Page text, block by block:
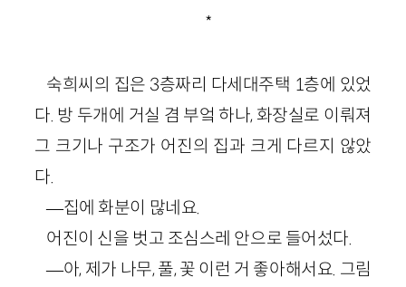
*
숙희씨의 집은 3층짜리 다세대주택 1층에 있었
다. 방 두개에 거실 겸 부엌 하나, 화장실로 이뤄져
그 크기나 구조가 어진의 집과 크게 다르지 않았
다.
―집에 화분이 많네요.
어진이 신을 벗고 조심스레 안으로 들어섰다.
―아, 제가 나무, 풀, 꽃 이런 거 좋아해서요. 그림